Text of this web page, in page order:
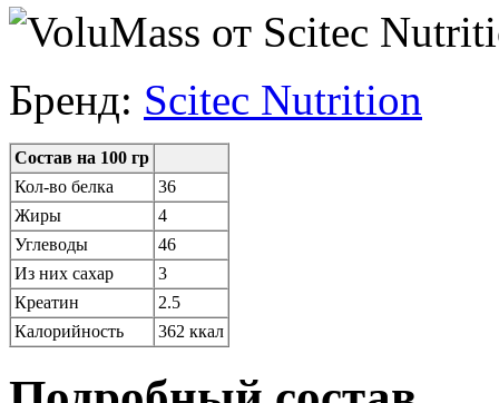
Бренд: Scitec Nutrition
Состав на 100 гр
Кол-во белка
36
Жиры
4
Углеводы
46
Из них сахар
3
Креатин
2.5
Калорийность
362 ккал